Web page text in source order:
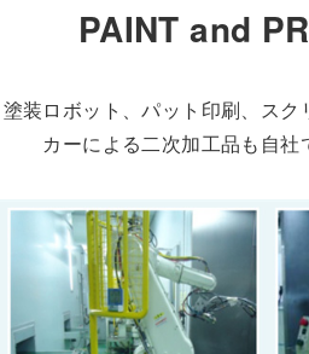
PAINT and
塗装ロボット、パット印刷、ス
カーによる二次加工品も自社